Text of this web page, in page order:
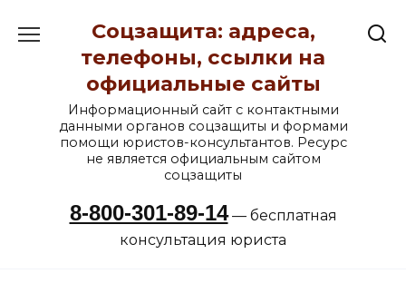
содержанию
Соцзащита: адреса,
телефоны, ссылки на
официальные сайты
Информационный сайт с контактными
данными органов соцзащиты и формами
помощи юристов-консультантов. Ресурс
не является официальным сайтом
соцзащиты
8-800-301-89-14— бесплатная
консультация юриста